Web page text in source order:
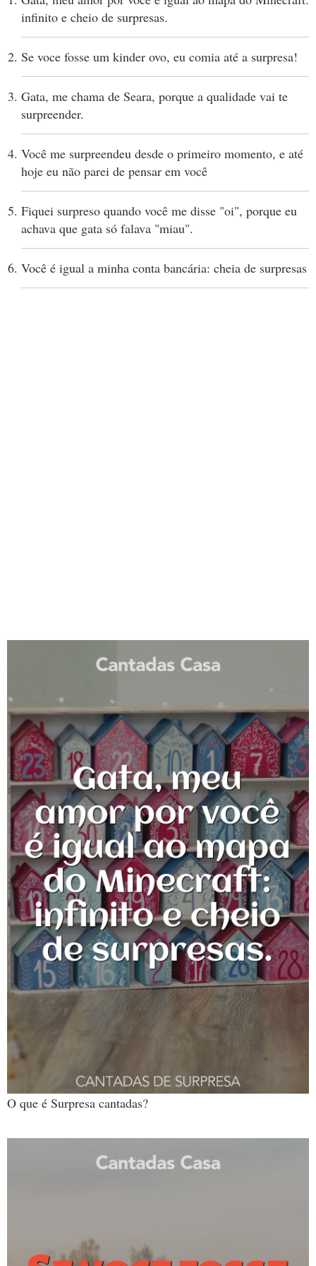
infinito e cheio de surpresas.
Se voce fosse um kinder ovo, eu comia até a surpresa!
Gata, me chama de Seara, porque a qualidade vai te
surpreender.
Você me surpreendeu desde o primeiro momento, e até
hoje eu não parei de pensar em você
Fiquei surpreso quando você me disse "oi", porque eu
achava que gata só falava "miau".
Você é igual a minha conta bancária: cheia de surpresas
O que é Surpresa cantadas?